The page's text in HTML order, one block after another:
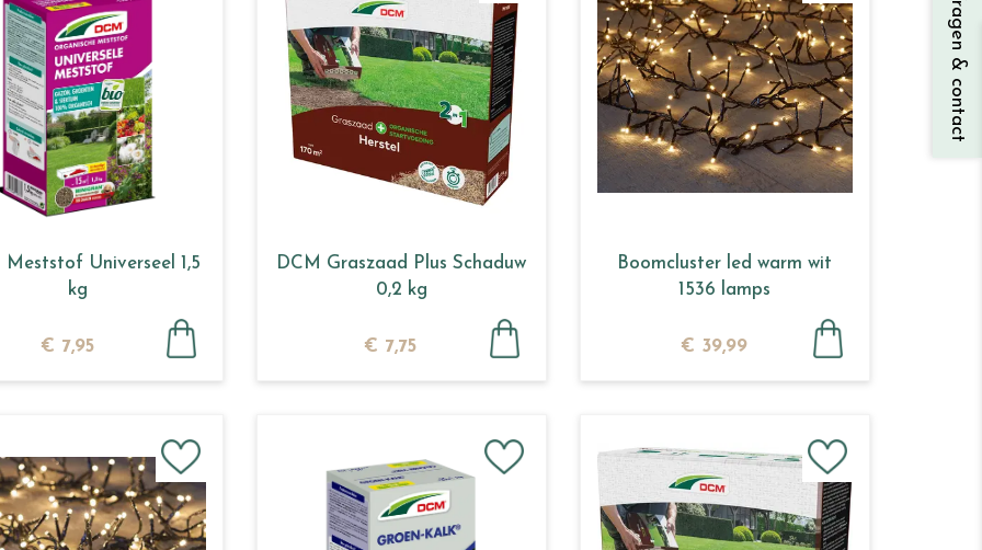
Meststof Universeel 1,5
kg
€ 7,95
DCM Graszaad Plus Schaduw
0,2 kg
€ 7,75
Boomcluster led warm wit
1536 lamps
€ 39,99
Vragen & contact